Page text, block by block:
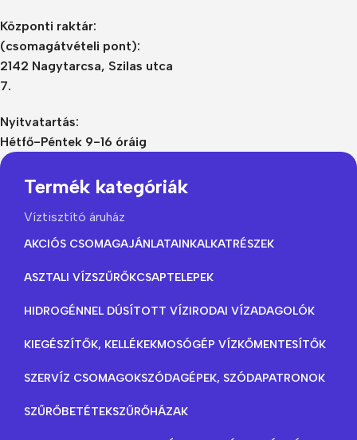
Központi raktár:
(csomagátvételi pont):
2142 Nagytarcsa, Szilas utca
7.
Nyitvatartás:
Hétfő-Péntek 9-16 óráig
Termék kategóriák
Víztisztító áruház
AKCIÓS CSOMAGAJÁNLATAINKALKATRÉSZEK
ASZTALI VÍZSZŰRŐKCSAPTELEPEK
HIDROGÉNNEL DÚSÍTOTT VÍZIRODAI VÍZADAGOLÓK
KIEGÉSZÍTŐK, KELLÉKEKMOSÓGÉP VÍZKŐMENTESÍTŐK
SZERVÍZ CSOMAGOKSZÓDAGÉPEK, SZÓDAPATRONOK
SZŰRŐBETÉTEKSZŰRŐHÁZAK